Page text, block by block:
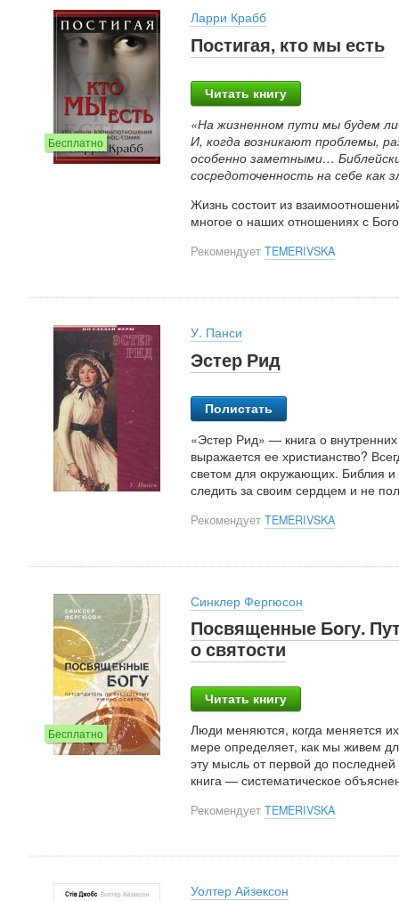
Бесплатно
Ларри Крабб
Постигая, кто мы есть
Читать книгу
«На жизненном пути мы будем
И, когда возникают проблемы,
особенно заметными…
сосредоточенность на себе как
Жизнь состоит из
многое о наших отношениях с
Рекомендует TEMERIVSKA
У. Панси
Эстер Рид
Полистать
«Эстер Рид» — книга о
выражается ее христианство?
светом для окружающих. Библия
следить за своим сердцем и не
Рекомендует TEMERIVSKA
Бесплатно
Синклер Фергюсон
Посвященные Богу.
о святости
Читать книгу
Люди меняются, когда меняется
мере определяет, как мы живем
эту мысль от первой до
книга — систематическое
Рекомендует TEMERIVSKA
Уолтер Айзексон